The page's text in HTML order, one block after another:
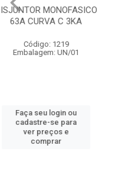
DISJUNTOR MONOFASICO
80A CURVA C 3KA
Código: 1220
Embalagem: UN/01
Faça seu login ou
cadastre-se para
ver preços e
comprar